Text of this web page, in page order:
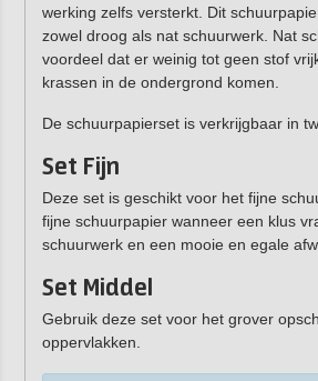
werking zelfs versterkt. Dit
zowel droog als nat schuurwerk. Nat
voordeel dat er weinig tot geen stof
krassen in de ondergrond komen.
De schuurpapierset is verkrijgbaar in
Set Fijn
Deze set is geschikt voor het fijne
fijne schuurpapier wanneer een klus
schuurwerk en een mooie en egale
Set Middel
Gebruik deze set voor het grover
oppervlakken.